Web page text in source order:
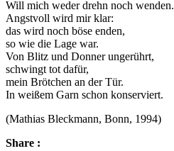
Will mich weder drehn noch wenden.
Angstvoll wird mir klar:
das wird noch böse enden,
so wie die Lage war.
Von Blitz und Donner ungerührt,
schwingt tot dafür,
mein Brötchen an der Tür.
In weißem Garn schon konserviert.
(Mathias Bleckmann, Bonn, 1994)
Share :